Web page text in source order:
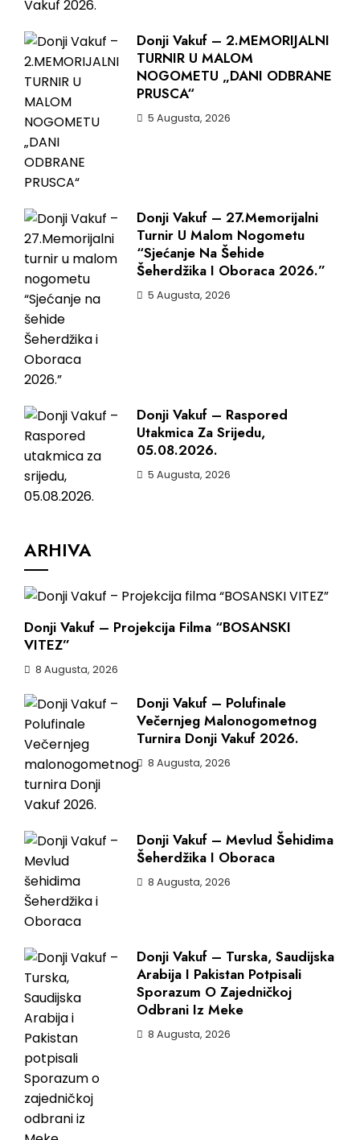
Donji Vakuf – 2.MEMORIJALNI
TURNIR U MALOM
NOGOMETU „DANI ODBRANE
PRUSCA“
5 Augusta, 2026
Donji Vakuf – 27.Memorijalni
Turnir U Malom Nogometu
“Sjećanje Na Šehide
Šeherdžika I Oboraca 2026.”
5 Augusta, 2026
Donji Vakuf – Raspored
Utakmica Za Srijedu,
05.08.2026.
5 Augusta, 2026
ARHIVA
Donji Vakuf – Projekcija Filma “BOSANSKI
VITEZ”
8 Augusta, 2026
Donji Vakuf – Polufinale
Večernjeg Malonogometnog
Turnira Donji Vakuf 2026.
8 Augusta, 2026
Donji Vakuf – Mevlud Šehidima
Šeherdžika I Oboraca
8 Augusta, 2026
Donji Vakuf – Turska, Saudijska
Arabija I Pakistan Potpisali
Sporazum O Zajedničkoj
Odbrani Iz Meke
8 Augusta, 2026